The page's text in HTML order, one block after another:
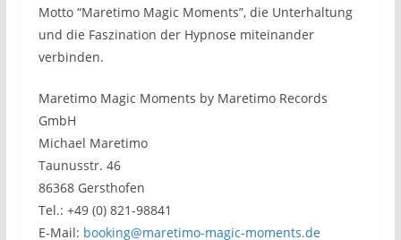
Motto “Maretimo Magic Moments”, die Unterhaltung
und die Faszination der Hypnose miteinander
verbinden.
Maretimo Magic Moments by Maretimo Records
GmbH
Michael Maretimo
Taunusstr. 46
86368 Gersthofen
Tel.: +49 (0) 821-98841
E-Mail: booking@maretimo-magic-moments.de